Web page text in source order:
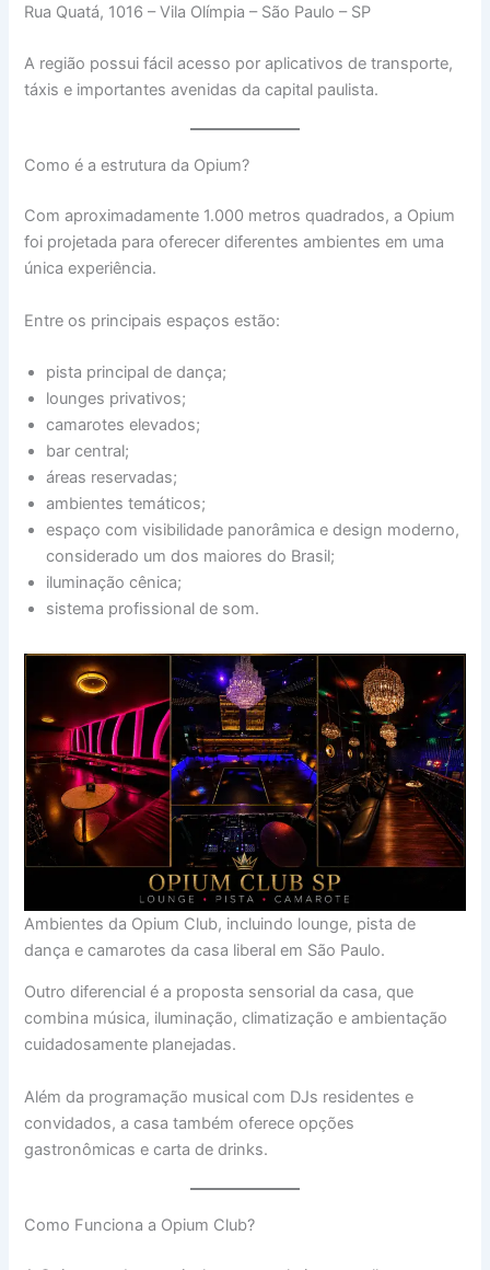
Rua Quatá, 1016 – Vila Olímpia – São Paulo – SP
A região possui fácil acesso por aplicativos de transporte,
táxis e importantes avenidas da capital paulista.
Como é a estrutura da Opium?
Com aproximadamente 1.000 metros quadrados, a Opium
foi projetada para oferecer diferentes ambientes em uma
única experiência.
Entre os principais espaços estão:
pista principal de dança;
lounges privativos;
camarotes elevados;
bar central;
áreas reservadas;
ambientes temáticos;
espaço com visibilidade panorâmica e design moderno,
considerado um dos maiores do Brasil;
iluminação cênica;
sistema profissional de som.
Ambientes da Opium Club, incluindo lounge, pista de
dança e camarotes da casa liberal em São Paulo.
Outro diferencial é a proposta sensorial da casa, que
combina música, iluminação, climatização e ambientação
cuidadosamente planejadas.
Além da programação musical com DJs residentes e
convidados, a casa também oferece opções
gastronômicas e carta de drinks.
Como Funciona a Opium Club?